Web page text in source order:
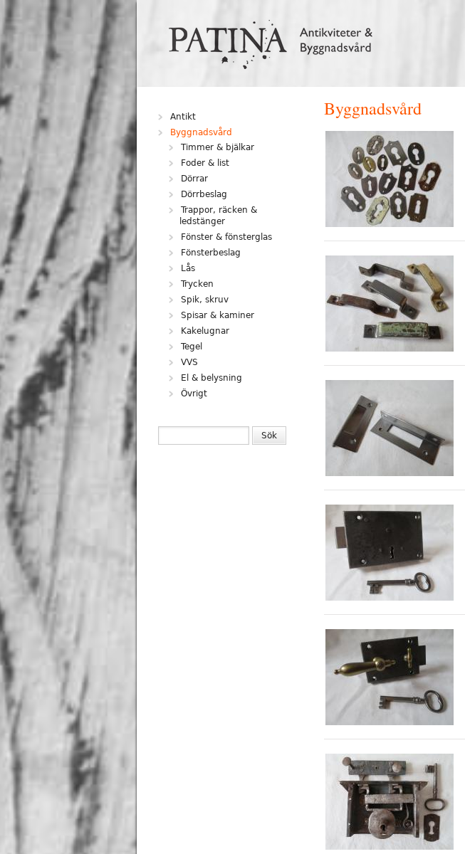
Hoppa till huvudinnehåll
Byggnadsvård
Antikt
Byggnadsvård
Timmer & bjälkar
Foder & list
Dörrar
Dörrbeslag
Trappor, räcken &
ledstänger
Fönster & fönsterglas
Fönsterbeslag
Lås
Trycken
Spik, skruv
Spisar & kaminer
Kakelugnar
Tegel
VVS
El & belysning
Övrigt